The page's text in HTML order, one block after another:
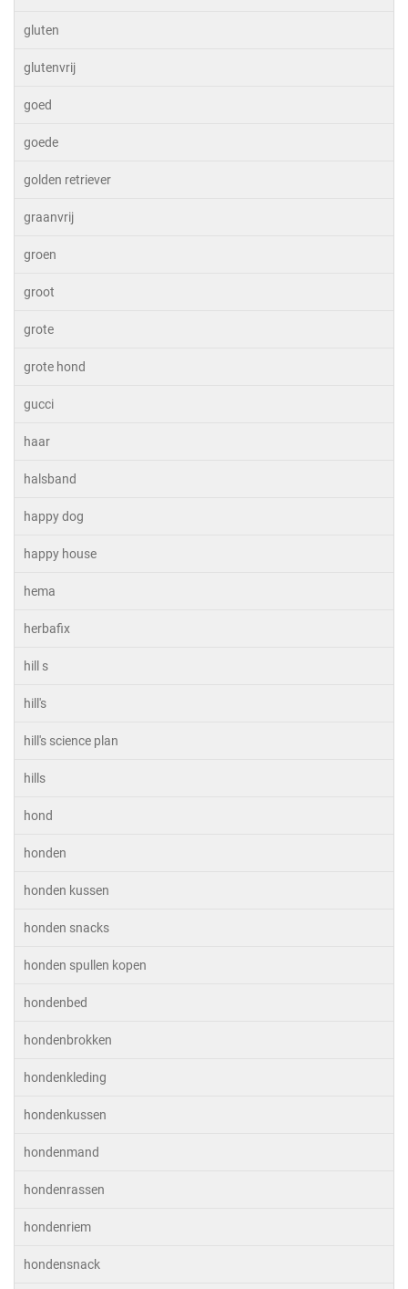
gluten
glutenvrij
goed
goede
golden retriever
graanvrij
groen
groot
grote
grote hond
gucci
haar
halsband
happy dog
happy house
hema
herbafix
hill s
hill's
hill's science plan
hills
hond
honden
honden kussen
honden snacks
honden spullen kopen
hondenbed
hondenbrokken
hondenkleding
hondenkussen
hondenmand
hondenrassen
hondenriem
hondensnack